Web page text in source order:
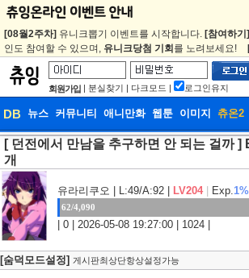
[08월2주차] 유니크뽑기 이벤트를 시작합니다. [참여하기]
인도 참여할 수 있으며, 유니크당첨 기회 를 노려보세요!
회원가입 | 분실찾기 | 다크모드 | 로그인유지
DB 뉴스 커뮤니티 애니만화 웹툰 이미지 츄온2
DB 뉴스 커뮤니티
웹툰
[ 던전에서 만남을 추구하면 안 되는 걸까 ]
개
유라리쿠오 | L:49/A:92 | LV204 Exp.1%
62/4,090
| 0 | 2026-05-08 19:27:00 | 1024 |
[숨덕모드설정] 게시판최상단항상설정가능